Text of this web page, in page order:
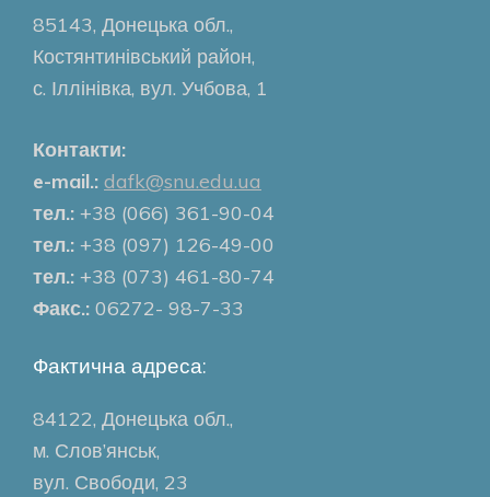
85143, Донецька обл.,
Костянтинівський район,
с. Іллінівка, вул. Учбова, 1
Контакти:
e-mail.: dafk@snu.edu.ua
тел.: +38 (066) 361-90-04
тел.: +38 (097) 126-49-00
тел.: +38 (073) 461-80-74
Факс.: 06272- 98-7-33
Фактична адреса:
84122, Донецька обл.,
м. Слов’янськ,
вул. Свободи, 23